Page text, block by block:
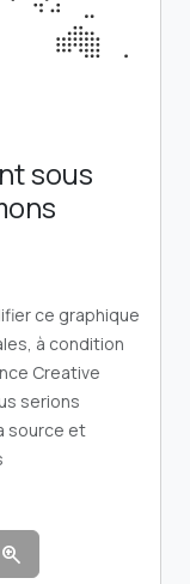
sous
ce graphique
à condition
Creative
serions
source et
zoom_in